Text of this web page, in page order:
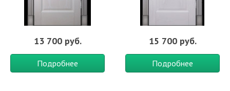
13 700 руб.
Подробнее
15 700 руб.
Подробнее